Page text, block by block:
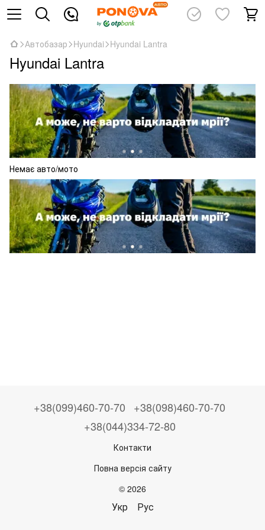
Автобазар Hyundai Hyundai Lantra
Hyundai Lantra
Немає авто/мото
+38(099)460-70-70
+38(098)460-70-70
+38(044)334-72-80
Контакти
Повна версія сайту
© 2026
Укр Рус